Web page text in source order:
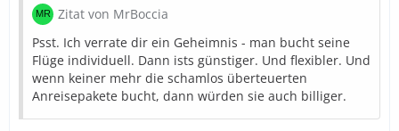
Zitat von MrBoccia
Psst. Ich verrate dir ein Geheimnis - man bucht seine
Flüge individuell. Dann ists günstiger. Und flexibler. Und
wenn keiner mehr die schamlos überteuerten
Anreisepakete bucht, dann würden sie auch billiger.